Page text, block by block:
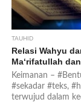
TAUHID
Relasi Wahyu
Ma‘rifatullah
Keimanan –
#sekadar #teks,
terwujud dalam